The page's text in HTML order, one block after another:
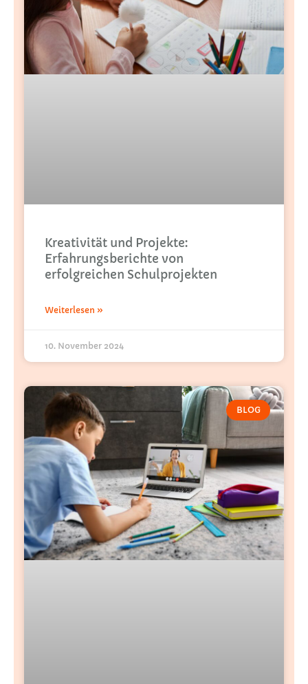
Kreativität und Projekte:
Erfahrungsberichte von
erfolgreichen Schulprojekten
Weiterlesen »
10. November 2024
BLOG